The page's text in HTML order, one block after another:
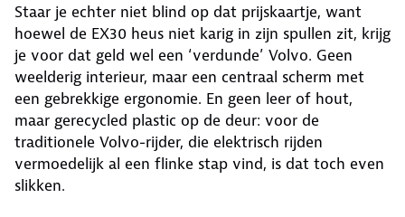
Staar je echter niet blind op dat prijskaartje, want
hoewel de EX30 heus niet karig in zijn spullen zit, krijg
je voor dat geld wel een ‘verdunde’ Volvo. Geen
weelderig interieur, maar een centraal scherm met
een gebrekkige ergonomie. En geen leer of hout,
maar gerecycled plastic op de deur: voor de
traditionele Volvo-rijder, die elektrisch rijden
vermoedelijk al een flinke stap vind, is dat toch even
slikken.